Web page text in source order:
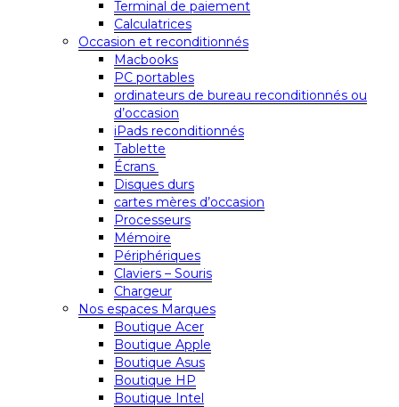
Terminal de paiement
Calculatrices
Occasion et reconditionnés
Macbooks
PC portables
ordinateurs de bureau reconditionnés ou
d’occasion
iPads reconditionnés
Tablette
Écrans
Disques durs
cartes mères d’occasion
Processeurs
Mémoire
Périphériques
Claviers – Souris
Chargeur
Nos espaces Marques
Boutique Acer
Boutique Apple
Boutique Asus
Boutique HP
Boutique Intel